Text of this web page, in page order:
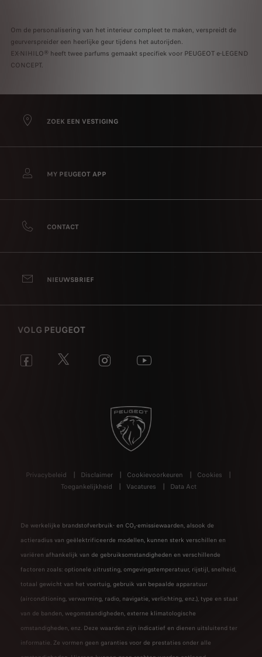
Om de personalisering van het interieur compleet te maken, verspreidt de
geurverspreider een heerlijke geur tijdens het autorijden.
EX-NIHILO® heeft twee parfums gemaakt specifiek voor PEUGEOT e-LEGEND
CONCEPT.
ZOEK EEN VESTIGING
MY PEUGEOT APP
CONTACT
NIEUWSBRIEF
VOLG PEUGEOT
Privacybeleid Disclaimer Cookievoorkeuren
Cookies
Toegankelijkheid
Vacatures Data Act
De werkelijke brandstofverbruik- en CO₂-emissiewaarden, alsook de
actieradius van geëlektrificeerde modellen, kunnen sterk verschillen en
variëren afhankelijk van de gebruiksomstandigheden en verschillende
factoren zoals: optionele uitrusting, omgevingstemperatuur, rijstijl, snelheid,
totaal gewicht van het voertuig, gebruik van bepaalde apparatuur
(airconditioning, verwarming, radio, navigatie, verlichting, enz.), type en staat
van de banden, wegomstandigheden, externe klimatologische
omstandigheden, enz. Deze waarden zijn indicatief en dienen uitsluitend ter
informatie. Ze vormen geen garanties voor de prestaties onder alle